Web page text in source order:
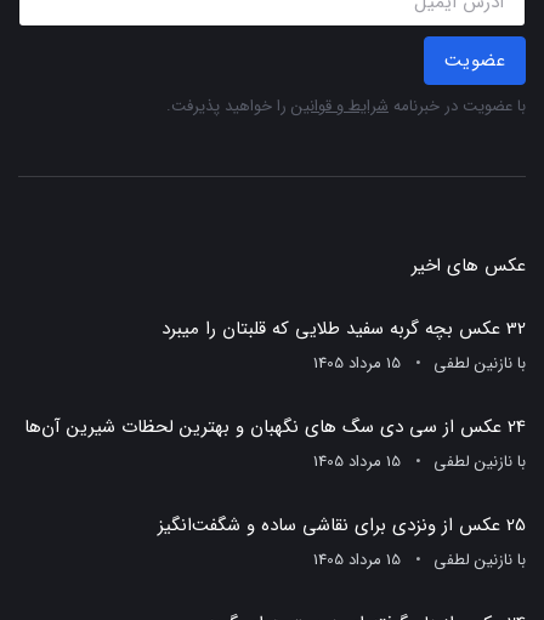
عضویت
با عضویت در خبرنامه شرایط و قوانین را خواهید پذیرفت.
عکس های اخیر
32 عکس بچه گربه سفید طلایی که قلبتان را میبرد
بانازنین لطفی 15 مرداد 1405
24 عکس از سی دی سگ های نگهبان و بهترین لحظات شیرین آن‌ها
بانازنین لطفی 15 مرداد 1405
25 عکس از ونزدی برای نقاشی ساده و شگفت‌انگیز
بانازنین لطفی 15 مرداد 1405